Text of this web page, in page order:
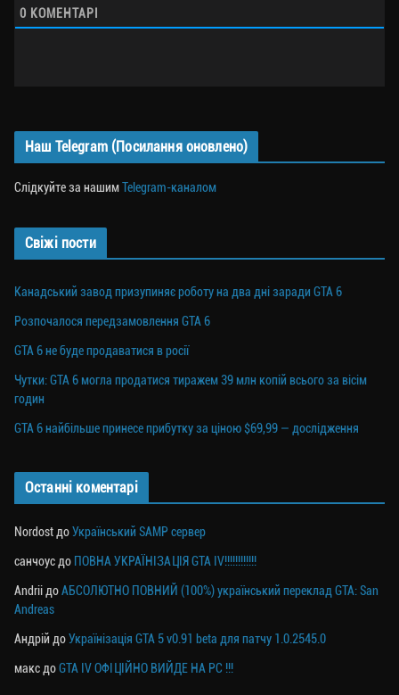
0 КОМЕНТАРІ
Наш Telegram (Посилання оновлено)
Слідкуйте за нашимTelegram-каналом
Свіжі пости
Канадський завод призупиняє роботу на два дні заради GTA 6
Розпочалося передзамовлення GTA 6
GTA 6 не буде продаватися в росії
Чутки: GTA 6 могла продатися тиражем 39 млн копій всього за вісім
годин
GTA 6 найбільше принесе прибутку за ціною $69,99 — дослідження
Останні коментарі
Nordost доУкраїнський SAMP сервер
санчоус до ПОВНА УКРАЇНІЗАЦІЯ GTA IV!!!!!!!!!!!!
Andrii доАБСОЛЮТНО ПОВНИЙ (100%) український переклад GTA: San
Andreas
Андрій доУкраїнізація GTA 5 v0.91 beta для патчу 1.0.2545.0
макс доGTA IV ОФІЦІЙНО ВИЙДЕ НА PC !!!